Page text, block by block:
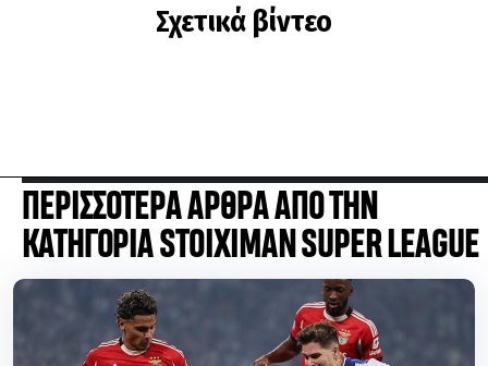
Σχετικά βίντεο
ΚΑΤΗΓΟΡΙΑ STOIXIMAN SUPER LEAGUE